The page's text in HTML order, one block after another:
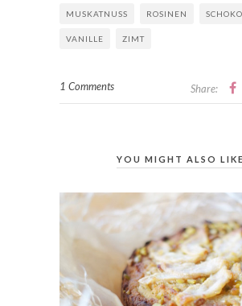
MUSKATNUSS ROSINEN
VANILLE ZIMT
1 Comments Share:
YOU MIGHT ALSO LIKE